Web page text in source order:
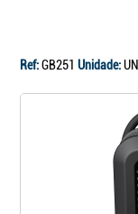
Ref:GB251 Unidade:UNI